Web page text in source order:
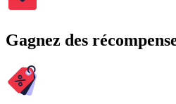
Gagnez des